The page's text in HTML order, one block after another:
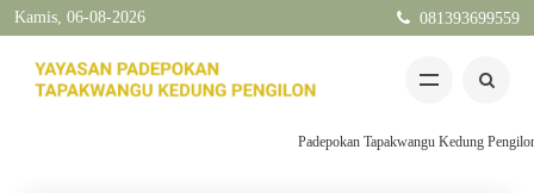
Kamis, 06-08-2026 081393699559
Padepokan Tapakwangu Kedung